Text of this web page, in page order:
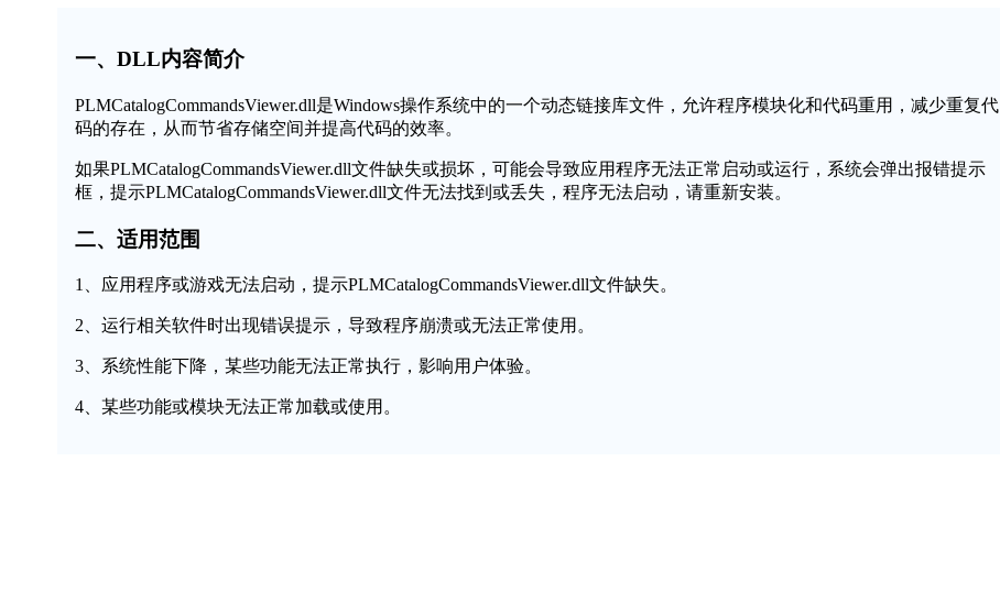
一、DLL内容简介
PLMCatalogCommandsViewer.dll是Windows操作系统中的一个动态链接库文件，允许程序模块化和代码重用，减少重复代
码的存在，从而节省存储空间并提高代码的效率。
如果PLMCatalogCommandsViewer.dll文件缺失或损坏，可能会导致应用程序无法正常启动或运行，系统会弹出报错提示
框，提示PLMCatalogCommandsViewer.dll文件无法找到或丢失，程序无法启动，请重新安装。
二、适用范围
1、应用程序或游戏无法启动，提示PLMCatalogCommandsViewer.dll文件缺失。
2、运行相关软件时出现错误提示，导致程序崩溃或无法正常使用。
3、系统性能下降，某些功能无法正常执行，影响用户体验。
4、某些功能或模块无法正常加载或使用。